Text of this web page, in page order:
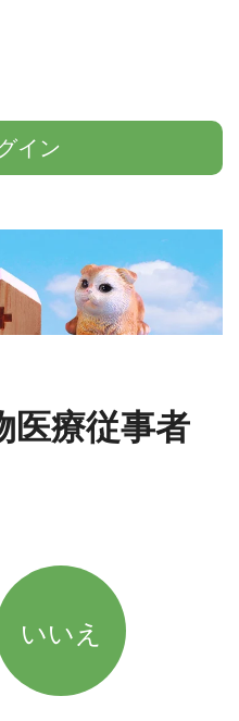
イン
医療従事者
いいえ